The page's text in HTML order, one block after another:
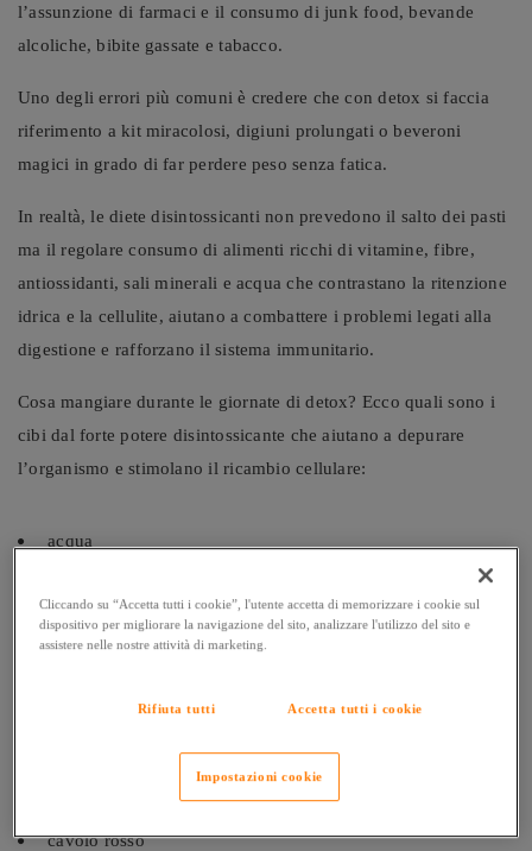
l’assunzione di farmaci e il consumo di junk food, bevande
alcoliche, bibite gassate e tabacco.
Uno degli errori più comuni è credere che con detox si faccia
riferimento a kit miracolosi, digiuni prolungati o beveroni
magici in grado di far perdere peso senza fatica.
In realtà, le diete disintossicanti non prevedono il salto dei pasti
ma il regolare consumo di alimenti ricchi di vitamine, fibre,
antiossidanti, sali minerali e acqua che contrastano la ritenzione
idrica e la cellulite, aiutano a combattere i problemi legati alla
digestione e rafforzano il sistema immunitario.
Cosa mangiare durante le giornate di detox? Ecco quali sono i
cibi dal forte potere disintossicante che aiutano a depurare
l’organismo e stimolano il ricambio cellulare:
acqua
mele
cavolo rosso
Cliccando su “Accetta tutti i cookie”, l'utente accetta di memorizzare i cookie sul
dispositivo per migliorare la navigazione del sito, analizzare l'utilizzo del sito e
assistere nelle nostre attività di marketing.
Rifiuta tutti Accetta tutti i cookie
Impostazioni cookie